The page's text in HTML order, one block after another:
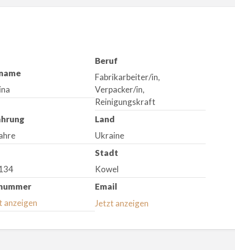
Beruf
Fabrikarbeiter/in,
Verpacker/in,
Reinigungskraft
Land
Ukraine
Stadt
Kowel
anzeigen
Email
Jetzt anzeigen